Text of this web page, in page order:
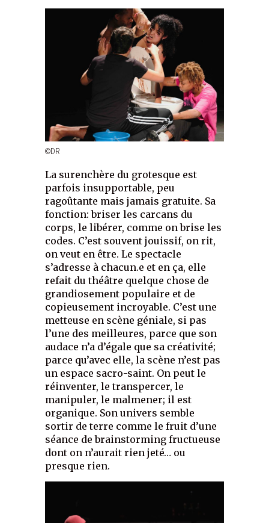
©DR
La surenchère du grotesque est
parfois insupportable, peu
ragoûtante mais jamais gratuite. Sa
fonction: briser les carcans du
corps, le libérer, comme on brise les
codes. C’est souvent jouissif, on rit,
on veut en être. Le spectacle
s’adresse à chacun.e et en ça, elle
refait du théâtre quelque chose de
grandiosement populaire et de
copieusement incroyable. C’est une
metteuse en scène géniale, si pas
l’une des meilleures, parce que son
audace n’a d’égale que sa créativité;
parce qu’avec elle, la scène n’est pas
un espace sacro-saint. On peut le
réinventer, le transpercer, le
manipuler, le malmener; il est
organique. Son univers semble
sortir de terre comme le fruit d’une
séance de brainstorming fructueuse
dont on n’aurait rien jeté… ou
presque rien.